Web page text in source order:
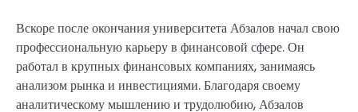
Вскоре после окончания университета Абзалов начал свою
профессиональную карьеру в финансовой сфере. Он
работал в крупных финансовых компаниях, занимаясь
анализом рынка и инвестициями. Благодаря своему
аналитическому мышлению и трудолюбию, Абзалов